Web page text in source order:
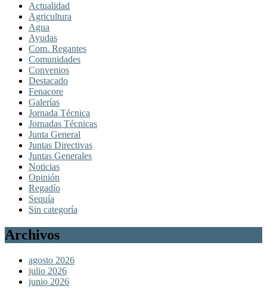
Actualidad
Agricultura
Agua
Ayudas
Com. Regantes
Comunidades
Convenios
Destacado
Fenacore
Galerías
Jornada Técnica
Jornadas Técnicas
Junta General
Juntas Directivas
Juntas Generales
Noticias
Opinión
Regadío
Sequía
Sin categoría
Archivos
agosto 2026
julio 2026
junio 2026